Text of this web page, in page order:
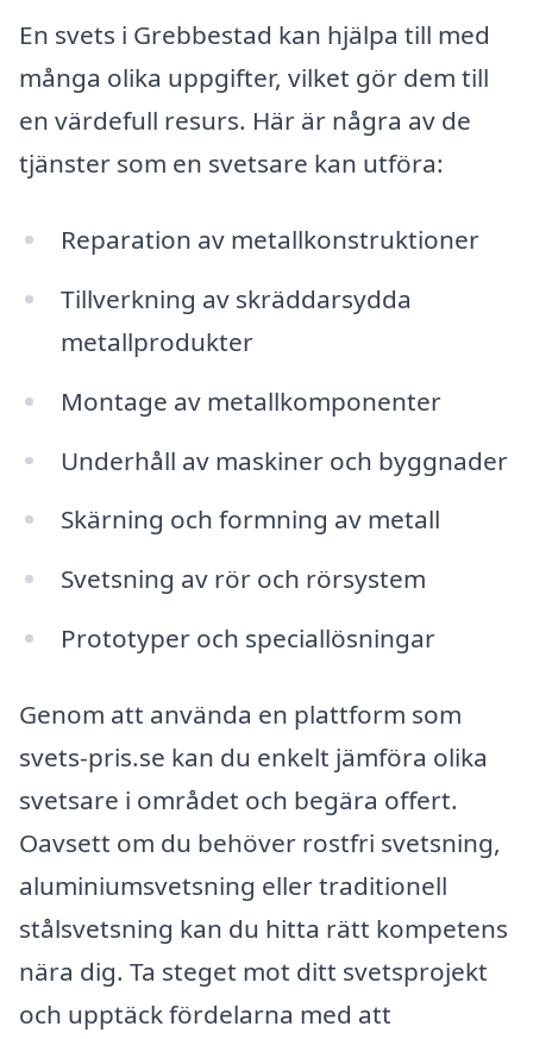
En svets i Grebbestad kan hjälpa till med
många olika uppgifter, vilket gör dem till
en värdefull resurs. Här är några av de
tjänster som en svetsare kan utföra:
Reparation av metallkonstruktioner
Tillverkning av skräddarsydda
metallprodukter
Montage av metallkomponenter
Underhåll av maskiner och byggnader
Skärning och formning av metall
Svetsning av rör och rörsystem
Prototyper och speciallösningar
Genom att använda en plattform som
svets-pris.se kan du enkelt jämföra olika
svetsare i området och begära offert.
Oavsett om du behöver rostfri svetsning,
aluminiumsvetsning eller traditionell
stålsvetsning kan du hitta rätt kompetens
nära dig. Ta steget mot ditt svetsprojekt
och upptäck fördelarna med att